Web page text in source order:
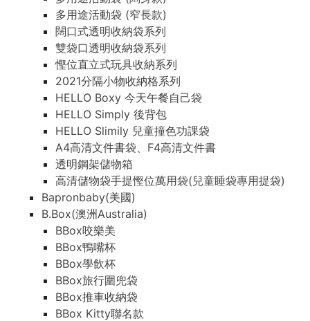
多用途活動袋 (窄長款)
闊口式透明收納袋系列
雙袋口透明收納袋系列
慳位直立式玩具收納系列
2021分隔小物收納格系列
HELLO Boxy 今天午餐自己袋
HELLO Simply 後背包
HELLO Slimily 兒童撞色功課袋
A4高清文件書袋、F4高清文件書
透明鋼架儲物箱
高清儲物袋手提慳位萬用袋(兒童睡袋專用提袋)
Bapronbaby(美國)
B.Box(澳洲Australia)
BBox咬樂美
BBox鴨嘴杯
BBox學飲杯
BBox旅行圍兜袋
BBox推車收納袋
BBox Kitty聯名款